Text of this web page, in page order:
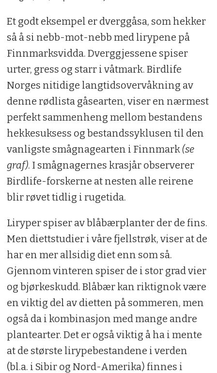
Et godt eksempel er dverggåsa, som hekker
så å si nebb-mot-nebb med lirypene på
Finnmarksvidda. Dverggjessene spiser
urter, gress og starr i våtmark. Birdlife
Norges nitidige langtidsovervåkning av
denne rødlista gåsearten, viser en nærmest
perfekt sammenheng mellom bestandens
hekkesuksess og bestandssyklusen til den
vanligste smågnagearten i Finnmark (se
graf). I smågnagernes krasjår observerer
Birdlife-forskerne at nesten alle reirene
blir røvet tidlig i rugetida.
Liryper spiser av blåbærplanter der de fins.
Men diettstudier i våre fjellstrøk, viser at de
har en mer allsidig diet enn som så.
Gjennom vinteren spiser de i stor grad vier
og bjørkeskudd. Blåbær kan riktignok være
en viktig del av dietten på sommeren, men
også da i kombinasjon med mange andre
plantearter. Det er også viktig å ha i mente
at de største lirypebestandene i verden
(bl.a. i Sibir og Nord-Amerika) finnes i